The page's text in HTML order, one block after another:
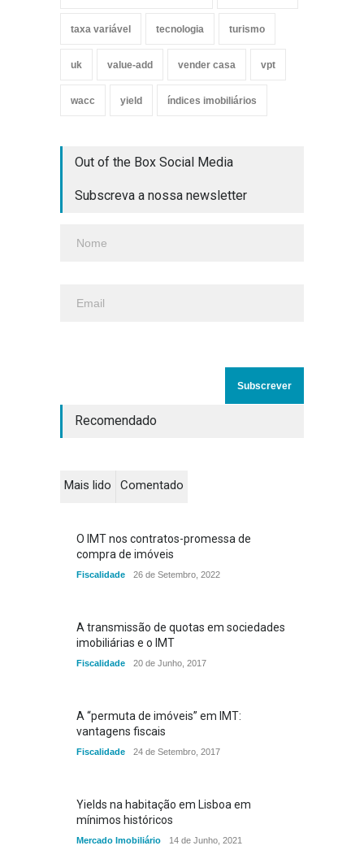
taxa variável tecnologia turismo
uk value-add vender casa vpt
wacc yield índices imobiliários
Out of the Box Social Media
Subscreva a nossa newsletter
Recomendado
Mais lido Comentado
O IMT nos contratos-promessa de
compra de imóveis
Fiscalidade 26 de Setembro, 2022
A transmissão de quotas em sociedades
imobiliárias e o IMT
Fiscalidade 20 de Junho, 2017
A “permuta de imóveis” em IMT:
vantagens fiscais
Fiscalidade 24 de Setembro, 2017
Yields na habitação em Lisboa em
mínimos históricos
Mercado Imobiliário 14 de Junho, 2021